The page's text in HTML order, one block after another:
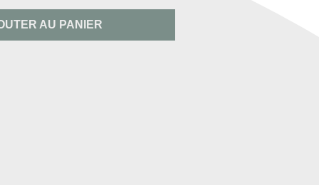
AU PANIER